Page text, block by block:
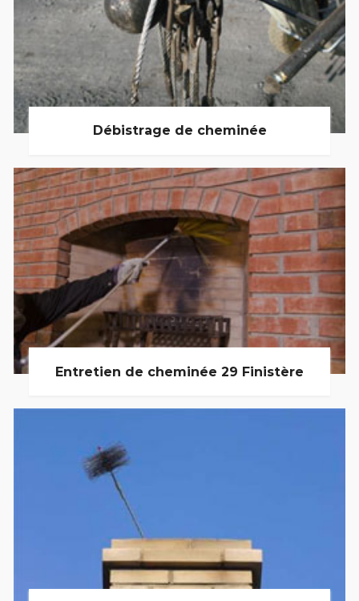
Débistrage de cheminée
Entretien de cheminée 29 Finistère